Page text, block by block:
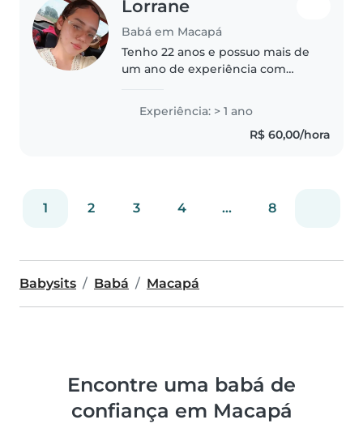
Lorrane
Babá em Macapá
Tenho 22 anos e possuo mais de
um ano de experiência com
trabalho como babá folguista,
atendendo aos finais de semana
e feriados. Sou uma pessoa
Experiência: > 1 ano
R$ 60,00/hora
1 2 3 4 ... 8
Babysits Babá Macapá
Encontre uma babá de
confiança em Macapá